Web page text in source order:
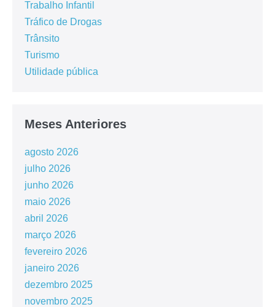
Trabalho Infantil
Tráfico de Drogas
Trânsito
Turismo
Utilidade pública
Meses Anteriores
agosto 2026
julho 2026
junho 2026
maio 2026
abril 2026
março 2026
fevereiro 2026
janeiro 2026
dezembro 2025
novembro 2025